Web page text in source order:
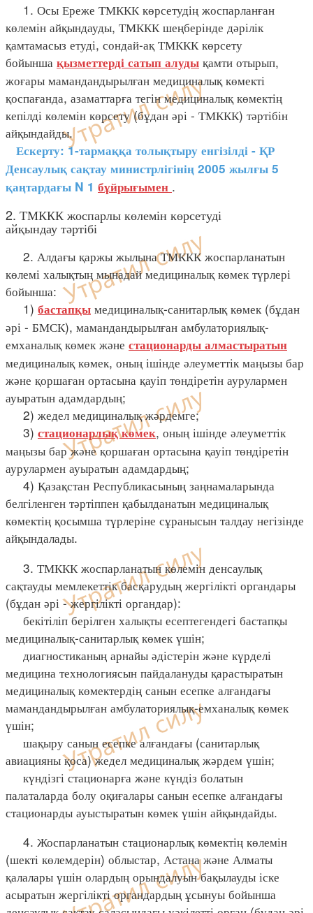
1. Осы Ереже ТМККК көрсетудің жоспарланған
көлемін айқындауды, ТМККК шеңберінде дәрілік
қамтамасыз етуді, сондай-ақ ТМККК көрсету
бойынша қызметтерді сатып алуды қамти отырып,
жоғары мамандандырылған медициналық көмекті
қоспағанда, азаматтарға тегін медициналық көмектің
кепілді көлемін көрсету (бұдан әрі - ТМККК) тәртібін
айқындайды.
Ескерту: 1-тармаққа толықтыру енгізілді - ҚР
Денсаулық сақтау министрлігінің 2005 жылғы 5
қаңтардағы N 1 бұйрығымен .
2. ТМККК жоспарлы көлемін көрсетуді
айқындау тәртібі
2. Алдағы қаржы жылына ТМККК жоспарланатын
көлемі халықтың мынадай медициналық көмек түрлері
бойынша:
1) бастапқы медициналық-санитарлық көмек (бұдан
әрі - БМСК), мамандандырылған амбулаториялық-
емханалық көмек және стационарды алмастыратын
медициналық көмек, оның ішінде әлеуметтік маңызы бар
және қоршаған ортасына қауіп төндіретін аурулармен
ауыратын адамдардың;
2) жедел медициналық жәрдемге;
3) стационарлық көмек, оның ішінде әлеуметтік
маңызы бар және қоршаған ортасына қауіп төндіретін
аурулармен ауыратын адамдардың;
4) Қазақстан Республикасының заңнамаларында
белгіленген тәртіппен қабылданатын медициналық
көмектің қосымша түрлеріне сұранысын талдау негізінде
айқындалады.
3. ТМККК жоспарланатын көлемін денсаулық
сақтауды мемлекеттік басқарудың жергілікті органдары
(бұдан әрі - жергілікті органдар):
бекітіліп берілген халықты есептегендегі бастапқы
медициналық-санитарлық көмек үшін;
диагностиканың арнайы әдістерін және күрделі
медицина технологиясын пайдалануды қарастыратын
медициналық көмектердің санын есепке алғандағы
мамандандырылған амбулаториялық-емханалық көмек
үшін;
шақыру санын есепке алғандағы (санитарлық
авиацияны қоса) жедел медициналық жәрдем үшін;
күндізгі стационарға және күндіз болатын
палаталарда болу оқиғалары санын есепке алғандағы
стационарды ауыстыратын көмек үшін айқындайды.
4. Жоспарланатын стационарлық көмектің көлемін
(шекті көлемдерін) облыстар, Астана және Алматы
қалалары үшін олардың орындалуын бақылауды іске
асыратын жергілікті органдардың ұсынуы бойынша